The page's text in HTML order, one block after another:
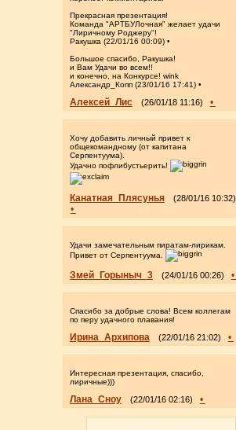
Прекрасная презентация!
Команда "АРТБУЛочная" желает удачи
"Лиричному Роджеру"!
Ракушка (22/01/16 00:09) •
Большое спасибо, Ракушка!
и Вам Удачи во всем!!
и конечно, на Конкурсе! wink
Александр_Копп (23/01/16 17:41) •
Алексей_Лис (26/01/18 11:16) •
Хочу добавить личный привет к
общекомандному (от капитана
Серпентуума).
Удачно пофлибустьерить!
Канатная_Плясунья (28/01/16 10:32)
•
Удачи замечательным пиратам-лирикам.
Привет от Серпентуума.
Змей_Горыныч_3 (24/01/16 00:26) •
Спасибо за добрые слова! Всем коллегам
по перу удачного плавания!
Ирина_Архипова (22/01/16 21:02) •
Интересная презентация, спасибо,
лиричные)))
Лана_Сноу (22/01/16 02:16) •